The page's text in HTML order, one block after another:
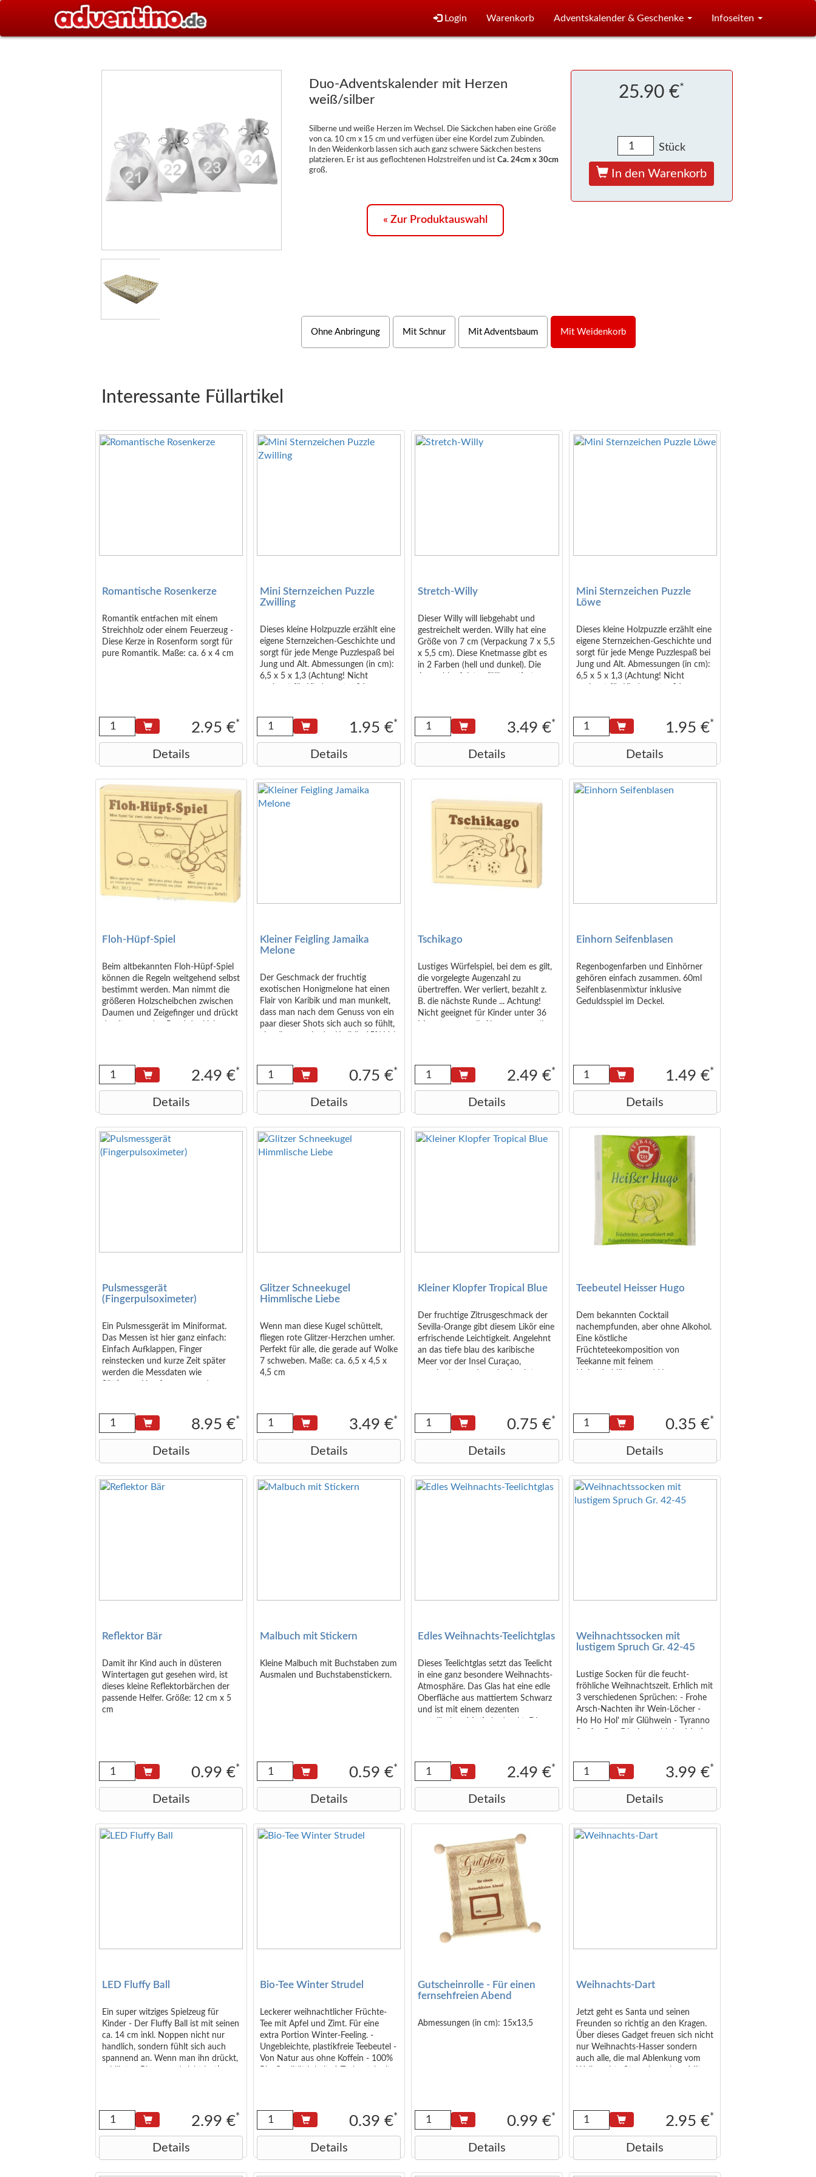
Login Warenkorb Adventskalender & Geschenke Infoseiten
Duo-Adventskalender mit Herzen
weiß/silber
Silberne und weiße Herzen im Wechsel. Die Säckchen haben eine Größe
von ca. 10 cm x 15 cm und verfügen über eine Kordel zum Zubinden.
In den Weidenkorb lassen sich auch ganz schwere Säckchen bestens
platzieren. Er ist aus geflochtenen Holzstreifen und ist Ca. 24cm x 30cm
groß.
« Zur Produktauswahl
25.90 €*
Stück
In den Warenkorb
Ohne Anbringung Mit Schnur Mit Adventsbaum Mit Weidenkorb
Interessante Füllartikel
Romantische Rosenkerze
Romantik entfachen mit einem
Streichholz oder einem Feuerzeug -
Diese Kerze in Rosenform sorgt für
pure Romantik. Maße: ca. 6 x 4 cm
2.95 €*
Details
Mini Sternzeichen Puzzle
Zwilling
Dieses kleine Holzpuzzle erzählt eine
eigene Sternzeichen-Geschichte und
sorgt für jede Menge Puzzlespaß bei
Jung und Alt. Abmessungen (in cm):
6,5 x 5 x 1,3 (Achtung! Nicht
1.95 €*
Details
Stretch-Willy
Dieser Willy will liebgehabt und
gestreichelt werden. Willy hat eine
Größe von 7 cm (Verpackung 7 x 5,5
x 5,5 cm). Diese Knetmasse gibt es
in 2 Farben (hell und dunkel). Die
3.49 €*
Details
Mini Sternzeichen Puzzle
Löwe
Dieses kleine Holzpuzzle erzählt eine
eigene Sternzeichen-Geschichte und
sorgt für jede Menge Puzzlespaß bei
Jung und Alt. Abmessungen (in cm):
6,5 x 5 x 1,3 (Achtung! Nicht
1.95 €*
Details
Floh-Hüpf-Spiel
Beim altbekannten Floh-Hüpf-Spiel
können die Regeln weitgehend selbst
bestimmt werden. Man nimmt die
größeren Holzscheibchen zwischen
Daumen und Zeigefinger und drückt
seine "Flöhe" in eine offene Dose,
auf eine Zielfläche aus Stoff oder
Holz-Zielscheibe - je nach
gewünschtem Schwierigkeitsgrad.
Wer alle seine "Flöhe" als erster
darauf - oder hinein - hüpfen lassen
konnte, ist der Sieger! Achtung!
2.49 €*
Details
Kleiner Feigling Jamaika
Melone
Der Geschmack der fruchtig
exotischen Honigmelone hat einen
Flair von Karibik und man munkelt,
dass man nach dem Genuss von ein
paar dieser Shots sich auch so fühlt,
0.75 €*
Details
Tschikago
Lustiges Würfelspiel, bei dem es gilt,
die vorgelegte Augenzahl zu
übertreffen. Wer verliert, bezahlt z.
B. die nächste Runde ... Achtung!
Nicht geeignet für Kinder unter 36
2.49 €*
Details
Einhorn Seifenblasen
Regenbogenfarben und Einhörner
gehören einfach zusammen. 60ml
Seifenblasenmixtur inklusive
Geduldsspiel im Deckel.
1.49 €*
Details
Pulsmessgerät
(Fingerpulsoximeter)
Ein Pulsmessgerät im Miniformat.
Das Messen ist hier ganz einfach:
Einfach Aufklappen, Finger
reinstecken und kurze Zeit später
werden die Messdaten wie
und einfache Bedienung.
Messbereich der
Sauerstoffsättigung: von 70 % bis 99
%. Genauigkeit der
Sauerstoffmessung im Bereich von
80 % – 99 % bis 2 %. Genauigkeit
der Sauerstoffmessung im Bereich
verwendet werden: von 5 bis 40
beeinträchtigen. Das Produkt ist kein
2 x AAA (nicht im Lieferumfang
enthalten) Batteriestandsanzeige
Trageband zum Aufhängen Größe
der Verpackung: 7,5 x 5 x 4 cm
Displayabmessungen: 22 mm x 11
8.95 €*
Details
Glitzer Schneekugel
Himmlische Liebe
Wenn man diese Kugel schüttelt,
fliegen rote Glitzer-Herzchen umher.
Perfekt für alle, die gerade auf Wolke
7 schweben. Maße: ca. 6,5 x 4,5 x
4,5 cm
3.49 €*
Details
Kleiner Klopfer Tropical Blue
Der fruchtige Zitrusgeschmack der
Sevilla-Orange gibt diesem Likör eine
erfrischende Leichtigkeit. Angelehnt
an das tiefe blau des karibische
Meer vor der Insel Curaçao,
0.75 €*
Details
Teebeutel Heisser Hugo
Dem bekannten Cocktail
nachempfunden, aber ohne Alkohol.
Eine köstliche
Früchteteekomposition von
Teekanne mit feinem
Citronensäure,
Holunderblütenaroma,
Limettenaroma
0.35 €*
Details
Reflektor Bär
Damit ihr Kind auch in düsteren
Wintertagen gut gesehen wird, ist
dieses kleine Reflektorbärchen der
passende Helfer. Größe: 12 cm x 5
cm
0.99 €*
Details
Malbuch mit Stickern
Kleine Malbuch mit Buchstaben zum
Ausmalen und Buchstabenstickern.
0.59 €*
Details
Edles Weihnachts-Teelichtglas
Dieses Teelichtglas setzt das Teelicht
in eine ganz besondere Weihnachts-
Atmosphäre. Das Glas hat eine edle
Oberfläche aus mattiertem Schwarz
und ist mit einem dezenten
Material: Glas
2.49 €*
Details
Weihnachtssocken mit
lustigem Spruch Gr. 42-45
Lustige Socken für die feucht-
fröhliche Weihnachtszeit. Erhlich mit
3 verschiedenen Sprüchen: - Frohe
Arsch-Nachten ihr Wein-Löcher -
Ho Ho Hol' mir Glühwein - Tyranno
3.99 €*
Details
LED Fluffy Ball
Ein super witziges Spielzeug für
Kinder - Der Fluffy Ball ist mit seinen
ca. 14 cm inkl. Noppen nicht nur
handlich, sondern fühlt sich auch
spannend an. Wenn man ihn drückt,
(Gelb, Grün, Pink und Blau), die
Auswahl erfolgt zufällig sortiert.
2.99 €*
Details
Bio-Tee Winter Strudel
Leckerer weihnachtlicher Früchte-
Tee mit Apfel und Zimt. Für eine
extra Portion Winter-Feeling. -
Ungebleichte, plastikfreie Teebeutel -
Von Natur aus ohne Koffein - 100%
Hagebutte*, Natürliches Apfel-
Aroma 5%, Kakaoschale*,
Chicoréewurzel*, Natürliches
Zitronen-Aroma*, Steviablätter,
Sternanis*. *Aus ökologischem
Anbau.
0.39 €*
Details
Gutscheinrolle - Für einen
fernsehfreien Abend
Abmessungen (in cm): 15x13,5
0.99 €*
Details
Weihnachts-Dart
Jetzt geht es Santa und seinen
Freunden so richtig an den Kragen.
Über dieses Gadget freuen sich nicht
nur Weihnachts-Hasser sondern
auch alle, die mal Ablenkung vom
Kinder geeignet, da sie anstatt einer
Pfeilspitze einen Magneten haben,
was Verletzungsgefahr ausschließt.
Maße von Zielscheibe und
Verpackung: ca. 17 x 23 cm Die 3
Figuren (Weihnachtsmann,
2.95 €*
Details